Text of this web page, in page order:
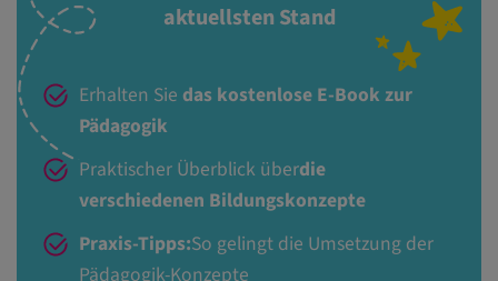
aktuellsten Stand
Erhalten Sie das kostenlose E-Book zur
Pädagogik
Praktischer Überblick überdie
verschiedenen Bildungskonzepte
Praxis-Tipps:So gelingt die Umsetzung der
Pädagogik-Konzepte